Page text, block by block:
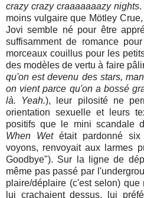
crazy crazy craaaaaaazy nights.
moins vulgaire que Mötley
Jovi semble né pour être
suffisamment de romance
morceaux couillus pour les
des modèles de vertu à faire
qu'on est devenu des stars,
on vient parce qu'on a bossé
là. Yeah.), leur pilosité ne
orientation sexuelle et leurs
positifs que le mini scandale
When Wetétait pardonné
voyons, renvoyait aux larmes
Goodbye"). Sur la ligne de
même pas passé par
plaire/déplaire (c'est selon)
lui crachaient dessus, lui